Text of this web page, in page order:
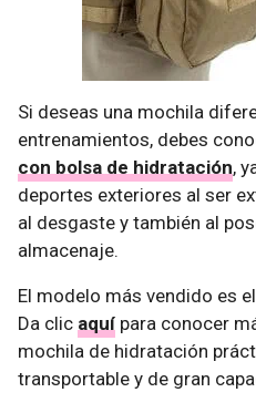
Si deseas una mochila
entrenamientos, debes
con bolsa de hidratación,
deportes exteriores al ser
al desgaste y también al
almacenaje.
El modelo más vendido es el
Da clic aquí para conocer
mochila de hidratación
transportable y de gran